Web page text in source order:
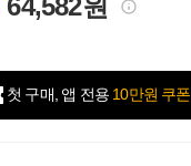
64,582원
첫 구매, 앱 전용 10만원 쿠